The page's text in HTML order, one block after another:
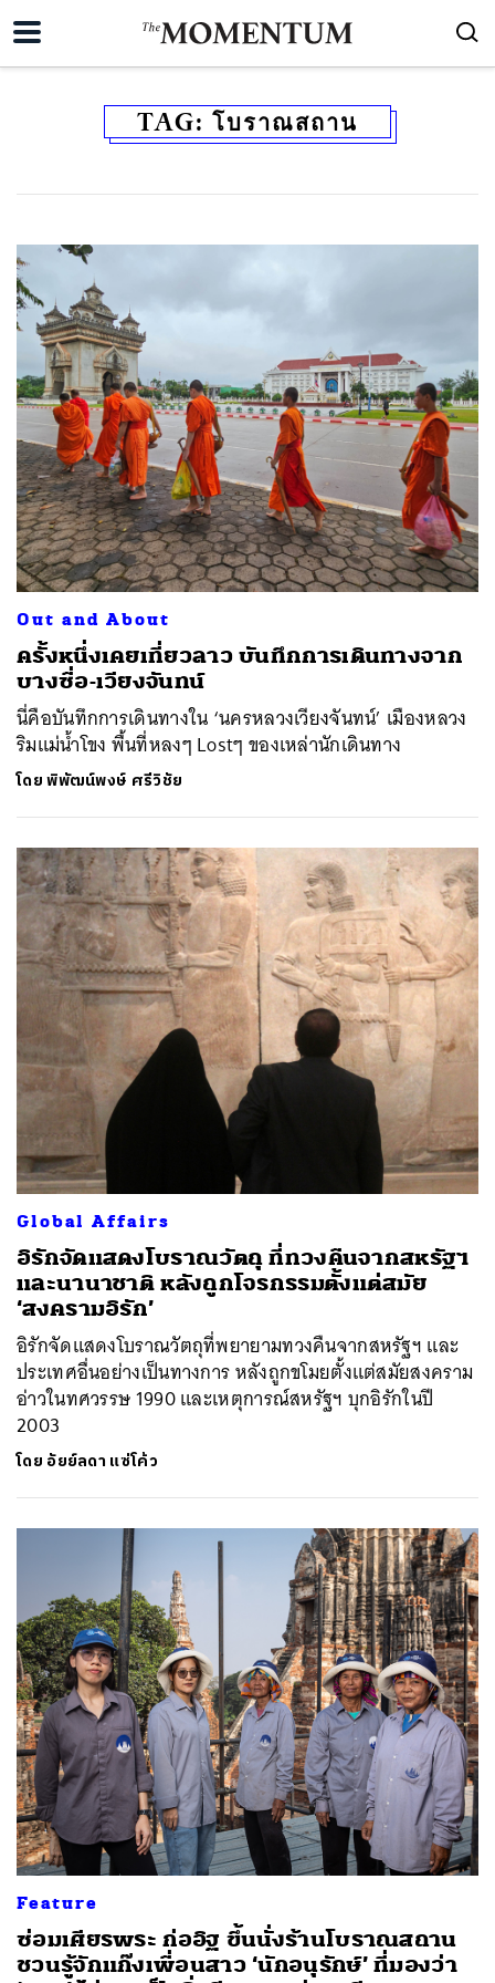
TAG: โบราณสถาน
Out and About
ครั้งหนึ่งเคยเที่ยวลาว บันทึกการเดินทางจาก
บางซื่อ-เวียงจันทน์
นี่คือบันทึกการเดินทางใน ‘นครหลวงเวียงจันทน์’ เมืองหลวง
ริมแม่น้ำโขง พื้นที่หลงๆ Lostๆ ของเหล่านักเดินทาง
โดยพิพัฒน์พงษ์ ศรีวิชัย
Global Affairs
อิรักจัดแสดงโบราณวัตถุ ที่ทวงคืนจากสหรัฐฯ
และนานาชาติ หลังถูกโจรกรรมตั้งแต่สมัย
‘สงครามอิรัก’
อิรักจัดแสดงโบราณวัตถุที่พยายามทวงคืนจากสหรัฐฯ และ
ประเทศอื่นอย่างเป็นทางการ หลังถูกขโมยตั้งแต่สมัยสงคราม
อ่าวในทศวรรษ 1990 และเหตุการณ์สหรัฐฯ บุกอิรักในปี
2003
โดย อัยย์ลดา แซ่โค้ว
Feature
ซ่อมเศียรพระ ก่ออิฐ ขึ้นนั่งร้านโบราณสถาน
ชวนรู้จักแก๊งเพื่อนสาว ‘นักอนุรักษ์’ ที่มองว่า